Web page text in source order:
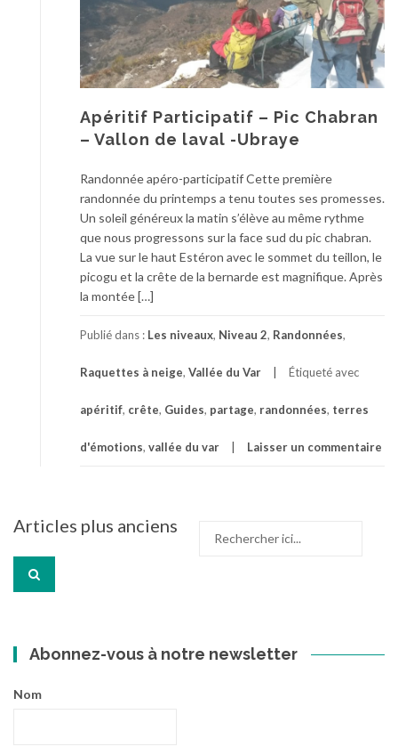
Apéritif Participatif – Pic Chabran
– Vallon de laval -Ubraye
Randonnée apéro-participatif Cette première
randonnée du printemps a tenu toutes ses promesses.
Un soleil généreux la matin s’élève au même rythme
que nous progressons sur la face sud du pic chabran.
La vue sur le haut Estéron avec le sommet du teillon, le
picogu et la crête de la bernarde est magnifique. Après
la montée […]
Publié dans : Les niveaux, Niveau 2, Randonnées,
Raquettes à neige, Vallée du Var Étiqueté avec
apéritif, crête, Guides, partage, randonnées, terres
d'émotions, vallée du var Laisser un commentaire
Navigation
articles
Articles plus anciens
Abonnez-vous à notre newsletter
Nom